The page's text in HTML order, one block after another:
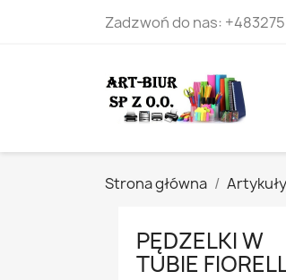
Zadzwoń do nas:
Strona główna
PĘDZELKI W
TUBIE